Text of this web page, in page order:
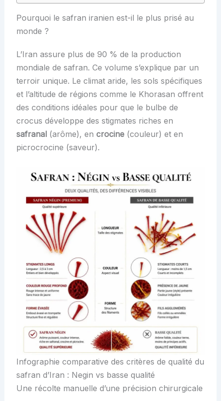
Pourquoi le safran iranien est-il le plus prisé au
monde ?
L’Iran assure plus de 90 % de la production
mondiale de safran. Ce volume s’explique par un
terroir unique. Le climat aride, les sols spécifiques
et l’altitude de régions comme le Khorasan offrent
des conditions idéales pour que le bulbe de
crocus développe des stigmates riches en
safranal(arôme), en crocine(couleur) et en
picrocrocine (saveur).
Infographie comparative des critères de qualité du
safran d’Iran : Negin vs basse qualité
Une récolte manuelle d’une précision chirurgicale